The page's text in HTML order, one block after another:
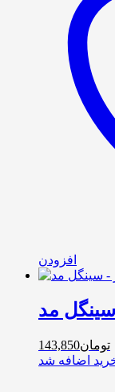
افزودن
تومان143,850
اضافه شد